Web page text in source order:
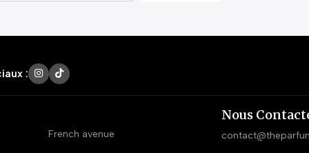
:
French avenue
Nous